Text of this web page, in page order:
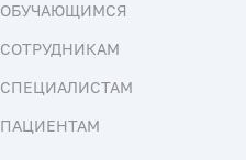
ОБУЧАЮЩИМСЯ
СОТРУДНИКАМ
СПЕЦИАЛИСТАМ
ПАЦИЕНТАМ